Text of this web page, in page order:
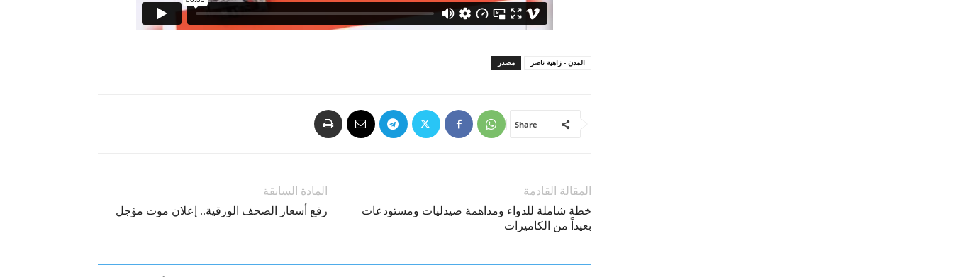
مصدر المدن - زاهية ناصر
Share
المادة السابقة
رفع أسعار الصحف الورقية.. إعلان موت مؤجل
المقالة القادمة
خطة شاملة للدواء ومداهمة صيدليات ومستودعات
بعيداً من الكاميرات